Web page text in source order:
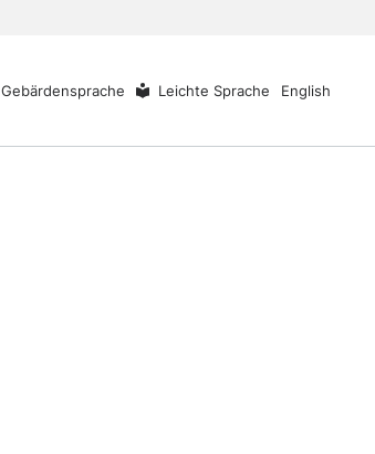
Gebärdensprache Leichte Sprache English